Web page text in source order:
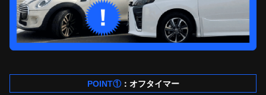
POINT①：オフタイマー